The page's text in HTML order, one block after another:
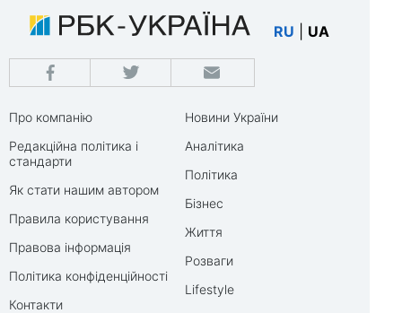
RU UA
Про компанію
Редакційна політика і
стандарти
Як стати нашим автором
Правила користування
Правова інформація
Політика конфіденційності
Контакти
Новини України
Аналітика
Політика
Бізнес
Життя
Розваги
Lifestyle